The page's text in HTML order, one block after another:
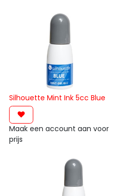
Silhouette Mint Ink 5cc Blue
Maak een account aan voor
prijs